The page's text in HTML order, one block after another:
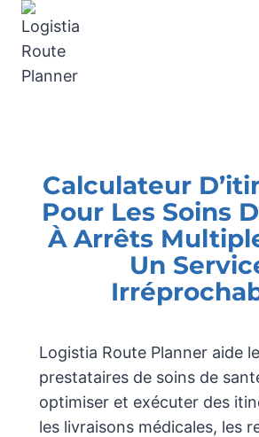
Calculateur
Pour Les Soins
À Arrêts
Un
Logistia Route Planner aide
prestataires de soins de
optimiser et exécuter des
les livraisons médicales, les